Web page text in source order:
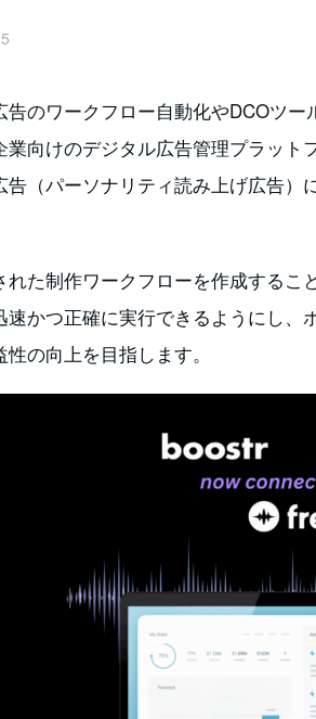
告のワークフロー自動化やDCOツ
業向けのデジタル広告管理プラット
告（パーソナリティ読み上げ広告）
れた制作ワークフローを作成するこ
速かつ正確に実行できるようにし
性の向上を目指します。